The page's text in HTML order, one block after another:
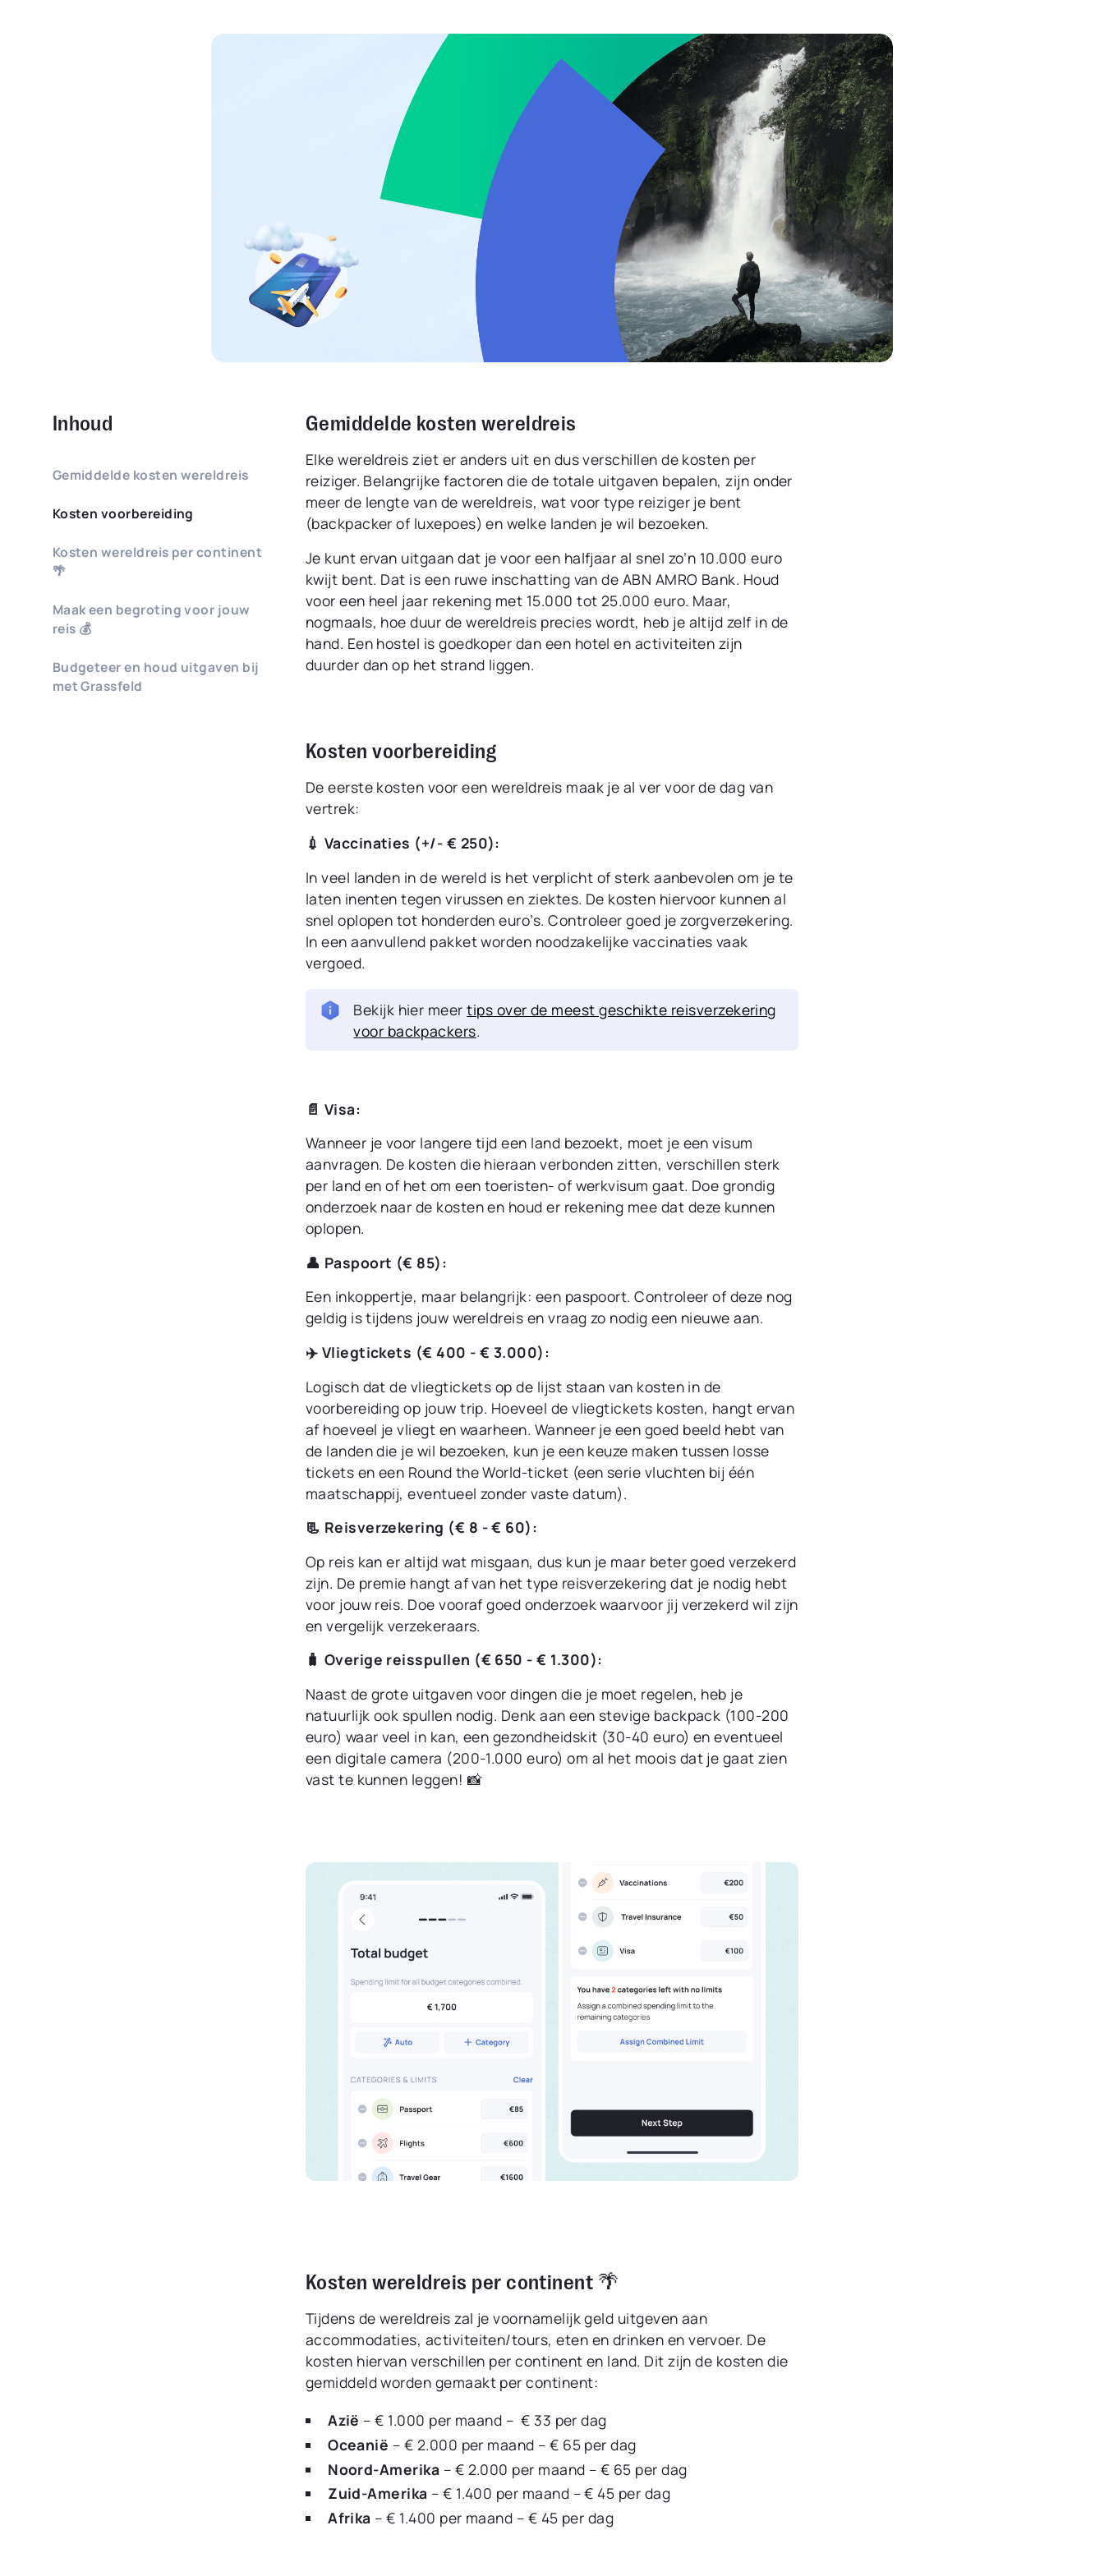
Klantenkaarten &
Bewaar belangrijke documenten
en al je klantenkaarten in de app.
Grassfeld Intelligence
persoonlijke financiële assistent.
Alles weergeven
Inhoud
Gemiddelde kosten wereldreis
Kosten voorbereiding
Kosten wereldreis per continent
🌴
Maak een begroting voor jouw
reis 💰
Budgeteer en houd uitgaven bij
met Grassfeld
Gemiddelde kosten wereldreis
Elke wereldreis ziet er anders uit en dus verschillen de kosten per
reiziger. Belangrijke factoren die de totale uitgaven bepalen, zijn onder
meer de lengte van de wereldreis, wat voor type reiziger je bent
(backpacker of luxepoes) en welke landen je wil bezoeken.
Je kunt ervan uitgaan dat je voor een halfjaar al snel zo’n 10.000 euro
kwijt bent. Dat is een ruwe inschatting van de ABN AMRO Bank. Houd
voor een heel jaar rekening met 15.000 tot 25.000 euro. Maar,
nogmaals, hoe duur de wereldreis precies wordt, heb je altijd zelf in de
hand. Een hostel is goedkoper dan een hotel en activiteiten zijn
duurder dan op het strand liggen.
Kosten voorbereiding
De eerste kosten voor een wereldreis maak je al ver voor de dag van
vertrek:
💉 Vaccinaties (+/- € 250):
In veel landen in de wereld is het verplicht of sterk aanbevolen om je te
laten inenten tegen virussen en ziektes. De kosten hiervoor kunnen al
snel oplopen tot honderden euro’s. Controleer goed je zorgverzekering.
In een aanvullend pakket worden noodzakelijke vaccinaties vaak
vergoed.
Bekijk hier meertips over de meest geschikte reisverzekering
voor backpackers.
📄 Visa:
Wanneer je voor langere tijd een land bezoekt, moet je een visum
aanvragen. De kosten die hieraan verbonden zitten, verschillen sterk
per land en of het om een toeristen- of werkvisum gaat. Doe grondig
onderzoek naar de kosten en houd er rekening mee dat deze kunnen
oplopen.
👤 Paspoort (€ 85):
Een inkoppertje, maar belangrijk: een paspoort. Controleer of deze nog
geldig is tijdens jouw wereldreis en vraag zo nodig een nieuwe aan.
✈️ Vliegtickets (€ 400 - € 3.000):
Logisch dat de vliegtickets op de lijst staan van kosten in de
voorbereiding op jouw trip. Hoeveel de vliegtickets kosten, hangt ervan
af hoeveel je vliegt en waarheen. Wanneer je een goed beeld hebt van
de landen die je wil bezoeken, kun je een keuze maken tussen losse
tickets en een Round the World-ticket (een serie vluchten bij één
maatschappij, eventueel zonder vaste datum).
📃 Reisverzekering (€ 8 - € 60):
Op reis kan er altijd wat misgaan, dus kun je maar beter goed verzekerd
zijn. De premie hangt af van het type reisverzekering dat je nodig hebt
voor jouw reis. Doe vooraf goed onderzoek waarvoor jij verzekerd wil zijn
en vergelijk verzekeraars.
🧳 Overige reisspullen (€ 650 - € 1.300):
Naast de grote uitgaven voor dingen die je moet regelen, heb je
natuurlijk ook spullen nodig. Denk aan een stevige backpack (100-200
euro) waar veel in kan, een gezondheidskit (30-40 euro) en eventueel
een digitale camera (200-1.000 euro) om al het moois dat je gaat zien
vast te kunnen leggen! 📸
Kosten wereldreis per continent 🌴
Tijdens de wereldreis zal je voornamelijk geld uitgeven aan
accommodaties, activiteiten/tours, eten en drinken en vervoer. De
kosten hiervan verschillen per continent en land. Dit zijn de kosten die
gemiddeld worden gemaakt per continent:
Azië – € 1.000 per maand – € 33 per dag
Oceanië – € 2.000 per maand – € 65 per dag
Noord-Amerika – € 2.000 per maand – € 65 per dag
Zuid-Amerika – € 1.400 per maand – € 45 per dag
Afrika – € 1.400 per maand – € 45 per dag